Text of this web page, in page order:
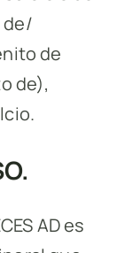
de/
de
de),
AD es